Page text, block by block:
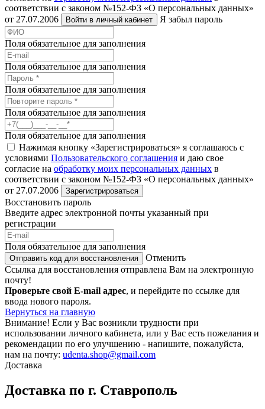
соответствии с законом №152-ФЗ «О персональных данных»
от 27.07.2006
Войти в личный кабинет Я забыл пароль
Поля обязательное для заполнения
Поля обязательное для заполнения
Поля обязательное для заполнения
Поля обязательное для заполнения
Поля обязательное для заполнения
Нажимая кнопку «Зарегистрироваться» я соглашаюсь с
условиями Пользовательского соглашения и даю свое
согласие на обработку моих персональных данных в
соответствии с законом №152-ФЗ «О персональных данных»
от 27.07.2006
Зарегистрироваться
Восстановить пароль
Введите адрес электронной почты указанный при
регистрации
Поля обязательное для заполнения
Отправить код для восстановления
Отменить
Ссылка для восстановления отправлена Вам на электронную
почту!
Проверьте свой E-mail адрес, и перейдите по ссылке для
ввода нового пароля.
Вернуться на главную
Внимание! Если у Вас возникли трудности при
использовании личного кабинета, или у Вас есть пожелания и
рекомендации по его улучшению - напишите, пожалуйста,
нам на почту: udenta.shop@gmail.com
Доставка
Доставка по г. Ставрополь